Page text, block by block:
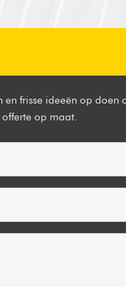
en frisse ideeën op doen
op maat.